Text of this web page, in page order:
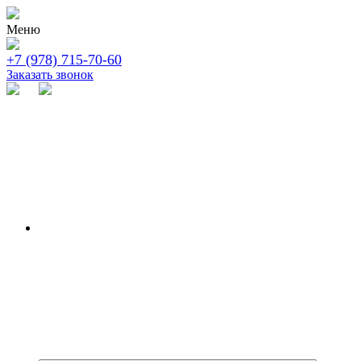
Меню
+7 (978) 715-70-60
Заказать звонок